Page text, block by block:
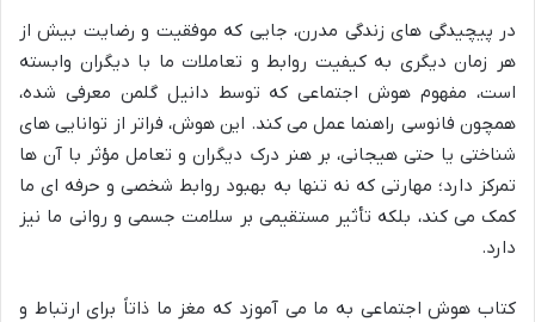
در پیچیدگی های زندگی مدرن، جایی که موفقیت و رضایت بیش از
هر زمان دیگری به کیفیت روابط و تعاملات ما با دیگران وابسته
است، مفهوم هوش اجتماعی که توسط دانیل گلمن معرفی شده،
همچون فانوسی راهنما عمل می کند. این هوش، فراتر از توانایی های
شناختی یا حتی هیجانی، بر هنر درک دیگران و تعامل مؤثر با آن ها
تمرکز دارد؛ مهارتی که نه تنها به بهبود روابط شخصی و حرفه ای ما
کمک می کند، بلکه تأثیر مستقیمی بر سلامت جسمی و روانی ما نیز
دارد.
کتاب هوش اجتماعی به ما می آموزد که مغز ما ذاتاً برای ارتباط و